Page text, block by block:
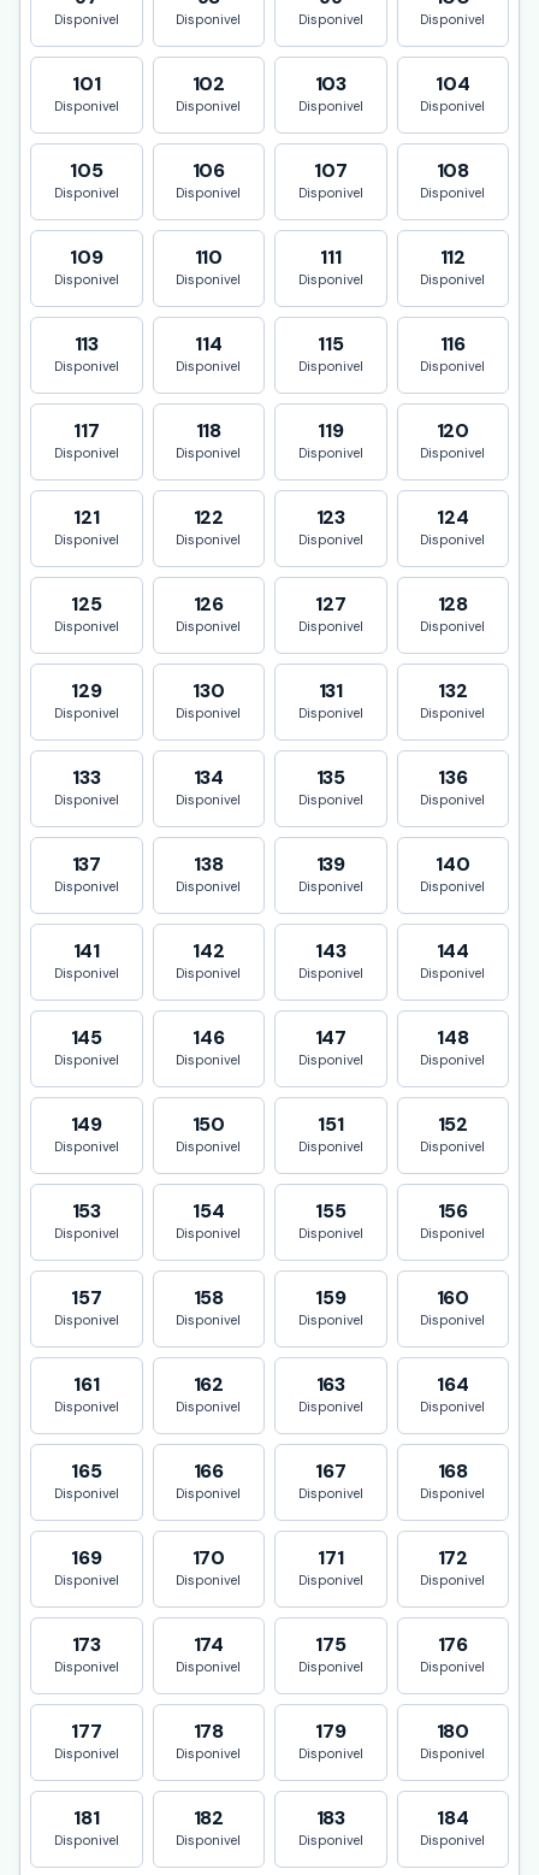
Disponivel Disponivel Disponivel Disponivel
101
Disponivel
102
Disponivel
103
Disponivel
104
Disponivel
105
Disponivel
106
Disponivel
107
Disponivel
108
Disponivel
109
Disponivel
110
Disponivel
111
Disponivel
112
Disponivel
113
Disponivel
114
Disponivel
115
Disponivel
116
Disponivel
117
Disponivel
118
Disponivel
119
Disponivel
120
Disponivel
121
Disponivel
122
Disponivel
123
Disponivel
124
Disponivel
125
Disponivel
126
Disponivel
127
Disponivel
128
Disponivel
129
Disponivel
130
Disponivel
131
Disponivel
132
Disponivel
133
Disponivel
134
Disponivel
135
Disponivel
136
Disponivel
137
Disponivel
138
Disponivel
139
Disponivel
140
Disponivel
141
Disponivel
142
Disponivel
143
Disponivel
144
Disponivel
145
Disponivel
146
Disponivel
147
Disponivel
148
Disponivel
149
Disponivel
150
Disponivel
151
Disponivel
152
Disponivel
153
Disponivel
154
Disponivel
155
Disponivel
156
Disponivel
157
Disponivel
158
Disponivel
159
Disponivel
160
Disponivel
161
Disponivel
162
Disponivel
163
Disponivel
164
Disponivel
165
Disponivel
166
Disponivel
167
Disponivel
168
Disponivel
169
Disponivel
170
Disponivel
171
Disponivel
172
Disponivel
173
Disponivel
174
Disponivel
175
Disponivel
176
Disponivel
177
Disponivel
178
Disponivel
179
Disponivel
180
Disponivel
181
Disponivel
182
Disponivel
183
Disponivel
184
Disponivel